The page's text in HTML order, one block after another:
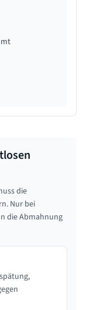
die
Nur bei
die Abmahnung